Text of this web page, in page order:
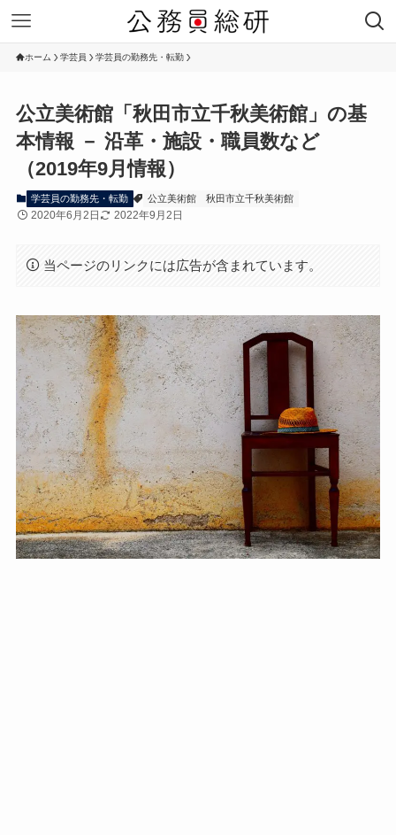
ホーム 学芸員 学芸員の勤務先・転勤
公立美術館「秋田市立千秋美術館」の基
本情報 － 沿革・施設・職員数など
（2019年9月情報）
学芸員の勤務先・転勤 公立美術館 秋田市立千秋美術館
2020年6月2日 2022年9月2日
当ページのリンクには広告が含まれています。